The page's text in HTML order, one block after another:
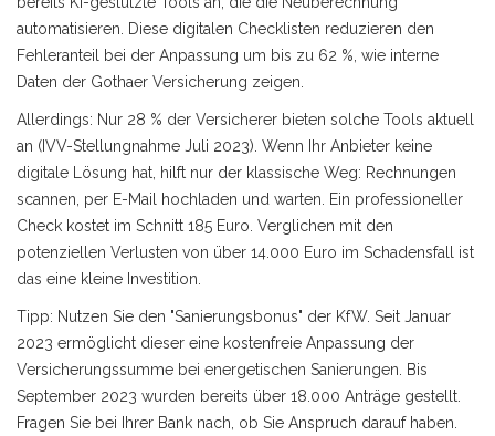
automatisieren. Diese digitalen Checklisten reduzieren den
Fehleranteil bei der Anpassung um bis zu 62 %, wie interne
Daten der Gothaer Versicherung zeigen.
Allerdings: Nur 28 % der Versicherer bieten solche Tools aktuell
an (IVV-Stellungnahme Juli 2023). Wenn Ihr Anbieter keine
digitale Lösung hat, hilft nur der klassische Weg: Rechnungen
scannen, per E-Mail hochladen und warten. Ein professioneller
Check kostet im Schnitt 185 Euro. Verglichen mit den
potenziellen Verlusten von über 14.000 Euro im Schadensfall ist
das eine kleine Investition.
Tipp: Nutzen Sie den "Sanierungsbonus" der KfW. Seit Januar
2023 ermöglicht dieser eine kostenfreie Anpassung der
Versicherungssumme bei energetischen Sanierungen. Bis
September 2023 wurden bereits über 18.000 Anträge gestellt.
Fragen Sie bei Ihrer Bank nach, ob Sie Anspruch darauf haben.